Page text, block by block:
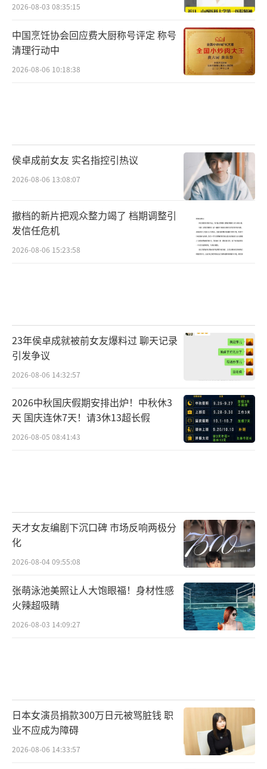
2026-08-03 08:35:15
中国烹饪协会回应费大厨称号评定 称号
清理行动中
2026-08-06 10:18:38
侯卓成前女友 实名指控引热议
2026-08-06 13:08:07
撤档的新片把观众整力竭了 档期调整引
发信任危机
2026-08-06 15:23:58
23年侯卓成就被前女友爆料过 聊天记录
引发争议
2026-08-06 14:32:57
2026中秋国庆假期安排出炉！中秋休3
天 国庆连休7天！请3休13超长假
2026-08-05 08:41:43
天才女友编剧下沉口碑 市场反响两极分
化
2026-08-04 09:55:08
张萌泳池美照让人大饱眼福！身材性感
火辣超吸睛
2026-08-03 14:09:27
日本女演员捐款300万日元被骂脏钱 职
业不应成为障碍
2026-08-06 14:33:57